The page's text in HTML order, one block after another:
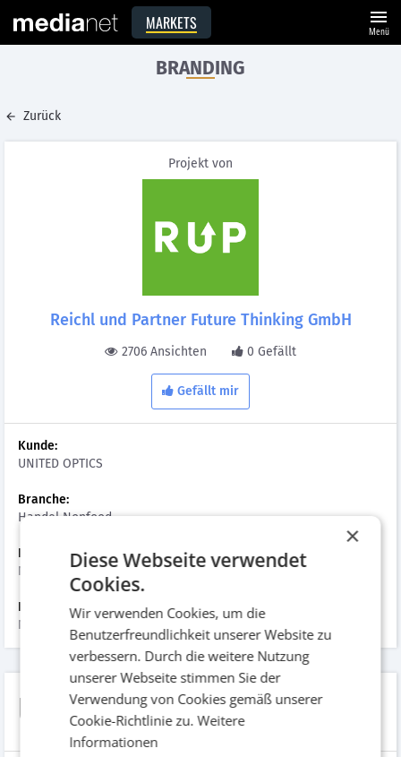
MARKETS menu
Menü
BRANDING
Zurück
Projekt von
Reichl und Partner Future Thinking GmbH
2706 Ansichten 0 Gefällt
Gefällt mir
Kunde:
UNITED OPTICS
Branche:
Handel Nonfood
Datum der Umsetzung:
November 2020
Hinzugefügt am:
November 2020
UNITED OPTICS
×
Diese Webseite verwendet
Cookies.
Wir verwenden Cookies, um die
Benutzerfreundlichkeit unserer Website zu
verbessern. Durch die weitere Nutzung
unserer Webseite stimmen Sie der
Verwendung von Cookies gemäß unserer
Cookie-Richtlinie zu.Weitere
Informationen